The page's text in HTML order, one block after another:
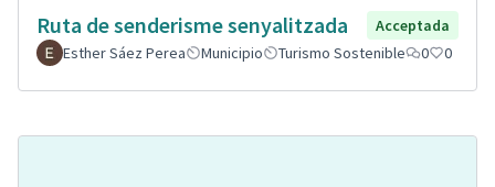
Ruta de senderisme senyalitzada
Acceptada
Esther Sáez Perea
Municipio Turismo Sostenible 0 0